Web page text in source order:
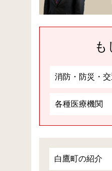
も
消防・防災・交
各種医療機関
白鷹町の紹介